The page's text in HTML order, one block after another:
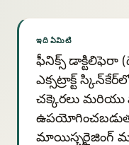
ఇది ఏమిటి
ఫీనిక్స్ డాక్టిలిఫెరా
ఎక్సట్రాక్ట్
చక్కెరలు
మాయిస్చరైజింగ్